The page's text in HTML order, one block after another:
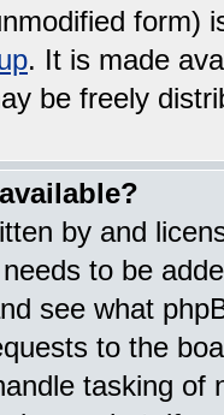
form)
. It is made
be freely
by and
to be
see what
to the
tasking of